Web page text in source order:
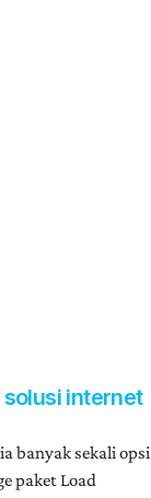
internet
banyak sekali opsi
paket Load